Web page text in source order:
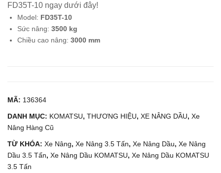
FB
W1
8-
FB1
12
FD35T-10 ngay dưới đây!
Model: FD35T-10
Sức nâng: 3500 kg
Chiều cao nâng: 3000 mm
MÃ: 136364
DANH MỤC: KOMATSU, THƯƠNG HIỆU, XE NÂNG DẦU, Xe
Nâng Hàng Cũ
TỪ KHÓA: Xe Nâng, Xe Nâng 3.5 Tấn, Xe Nâng Dầu, Xe Nâng
Dầu 3.5 Tấn, Xe Nâng Dầu KOMATSU, Xe Nâng Dầu KOMATSU
3.5 Tấn